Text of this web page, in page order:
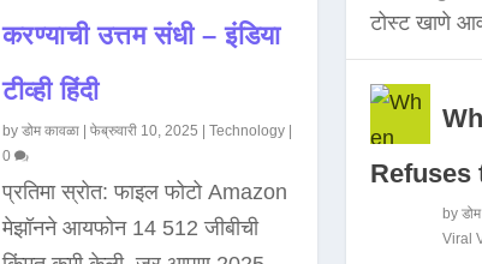
करण्याची उत्तम संधी – इंडिया
टीव्ही हिंदी
by डोम कावळा| फेब्रुवारी 10, 2025 Technology|
0
प्रतिमा स्रोत: फाइल फोटो Amazon
मेझॉनने आयफोन 14 512 जीबीची
टोस्ट खाणे
Refuses
by
Viral